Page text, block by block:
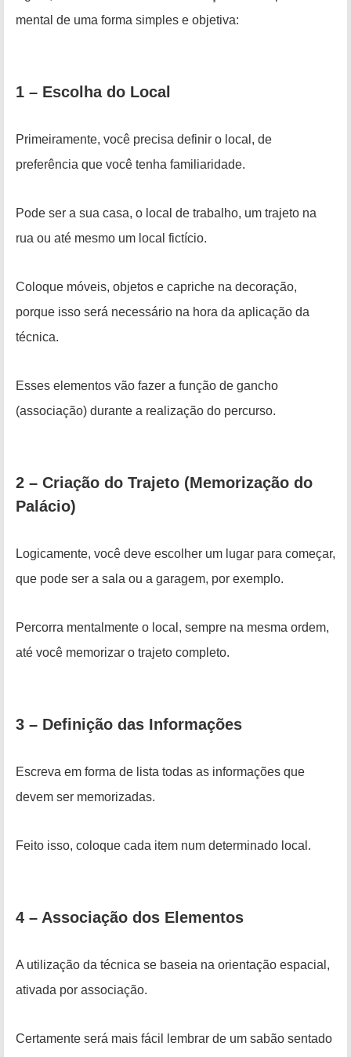
mental de uma forma simples e objetiva:
1 – Escolha do Local
Primeiramente, você precisa definir o local, de
preferência que você tenha familiaridade.
Pode ser a sua casa, o local de trabalho, um trajeto na
rua ou até mesmo um local fictício.
Coloque móveis, objetos e capriche na decoração,
porque isso será necessário na hora da aplicação da
técnica.
Esses elementos vão fazer a função de gancho
(associação) durante a realização do percurso.
2 – Criação do Trajeto (Memorização do
Palácio)
Logicamente, você deve escolher um lugar para começar,
que pode ser a sala ou a garagem, por exemplo.
Percorra mentalmente o local, sempre na mesma ordem,
até você memorizar o trajeto completo.
3 – Definição das Informações
Escreva em forma de lista todas as informações que
devem ser memorizadas.
Feito isso, coloque cada item num determinado local.
4 – Associação dos Elementos
A utilização da técnica se baseia na orientação espacial,
ativada por associação.
Certamente será mais fácil lembrar de um sabão sentado